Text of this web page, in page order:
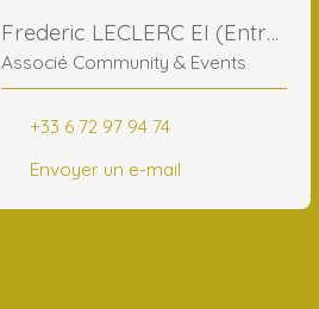
Frederic LECLERC EI (Entreprise Individuelle)
Associé Community & Events
+33 6 72 97 94 74
Envoyer un e-mail